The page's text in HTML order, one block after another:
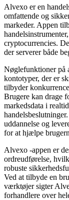
Alvexo er en
omfattende og
markeder. Appen
cryptocurrencies.
der serverer både
Nøglefunktioner på
kontotyper, der er
tilbyder
Brugere kan drage
markedsdata i
uddannelse og
for at hjælpe
Alvexo -appen er
ordreudførelse,
robuste
Ved at tilbyde en
værktøjer sigter
forhandlere over